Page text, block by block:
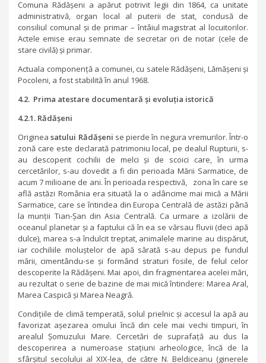
Comuna Rădășeni a apărut potrivit legii din 1864, ca unitate
administrativă, organ local al puterii de stat, condusă de
consiliul comunal și de primar – întâiul magistrat al locuitorilor.
Actele emise erau semnate de secretar ori de notar (cele de
stare civilă) și primar.
Actuala componență a comunei, cu satele Rădășeni, Lămășeni și
Pocoleni, a fost stabilită în anul 1968.
4.2. Prima atestare documentară și evoluția istorică
4.2.1. Rădășeni
Origineasatului Rădășeni se pierde în negura vremurilor. Într-o
zonă care este declarată patrimoniu local, pe dealul Rupturii, s-
au descoperit cochilii de melci și de scoici care, în urma
cercetărilor, s-au dovedit a fi din perioada Mării Sarmatice, de
acum 7 milioane de ani. În perioada respectivă, zona în care se
află astăzi România era situată la o adâncime mai mică a Mării
Sarmatice, care se întindea din Europa Centrală de astăzi până
la munții Tian-Șan din Asia Centrală. Ca urmare a izolării de
oceanul planetar și a faptului că în ea se vărsau fluvii (deci apă
dulce), marea s-a îndulcit treptat, animalele marine au dispărut,
iar cochiliile moluștelor de apă sărată s-au depus pe fundul
mării, cimentându-se și formând straturi fosile, de felul celor
descoperite la Rădășeni. Mai apoi, din fragmentarea acelei mări,
au rezultat o serie de bazine de mai mică întindere: Marea Aral,
Marea Caspică și Marea Neagră.
Condițiile de climă temperată, solul prielnic și accesul la apă au
favorizat așezarea omului încă din cele mai vechi timpuri, în
arealul Șomuzului Mare. Cercetări de suprafață au dus la
descoperirea a numeroase stațiuni arheologice, încă de la
sfârșitul secolului al XIX-lea, de către N. Beldiceanu (ginerele